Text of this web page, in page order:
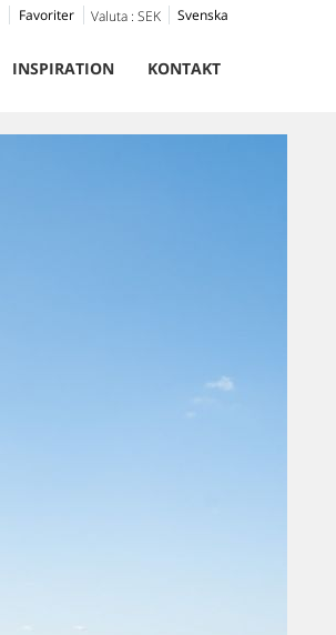
Svenska
Valuta : SEK
Favoriter
INSPIRATION KONTAKT